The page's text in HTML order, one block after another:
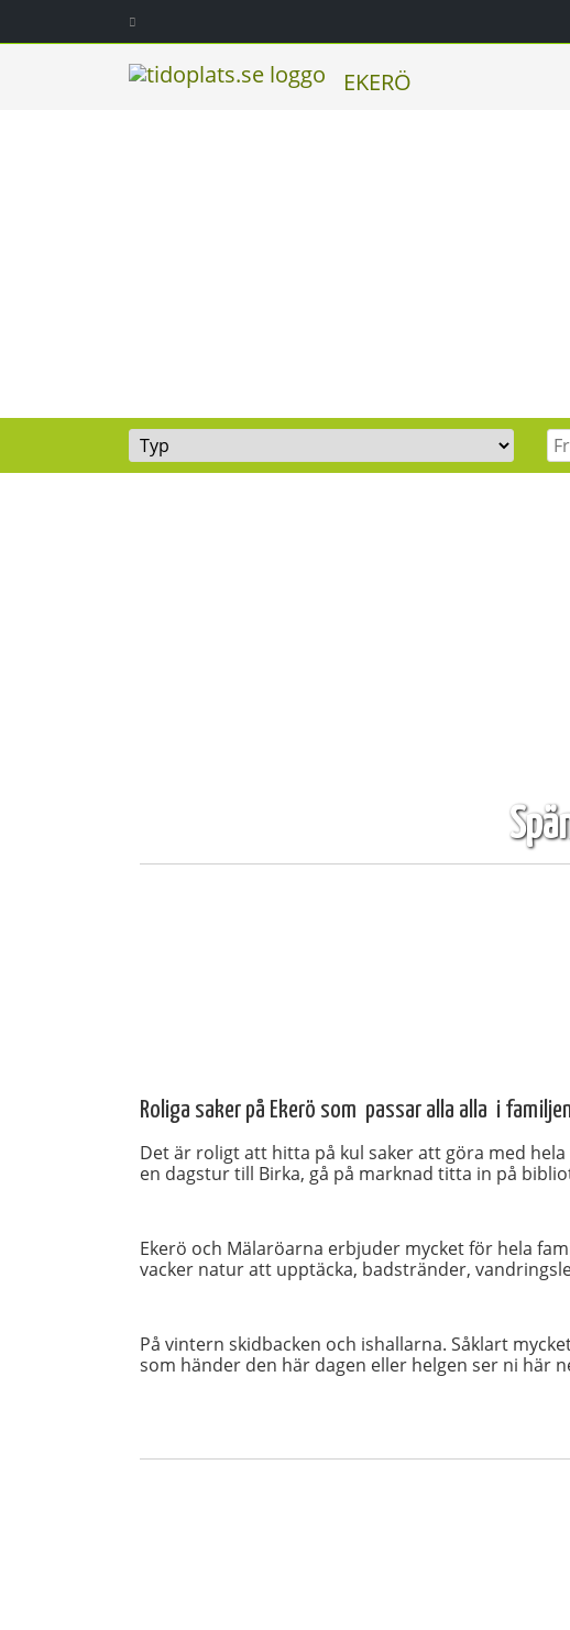
EKERÖ
Roliga saker på Ekerö som passar alla alla i
Det är roligt att hitta på kul saker att göra med hela
en dagstur till Birka, gå på marknad titta in på
Ekerö och Mälaröarna erbjuder mycket för hela
vacker natur att upptäcka, badstränder,
På vintern skidbacken och ishallarna. Såklart
som händer den här dagen eller helgen ser ni här